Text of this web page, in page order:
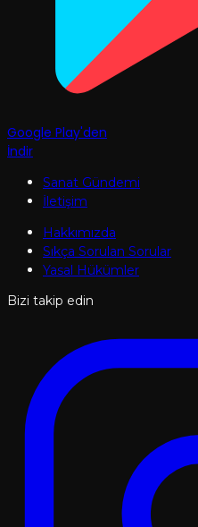
Google Play'den
İndir
Sanat Gündemi
İletişim
Hakkımızda
Sıkça Sorulan Sorular
Yasal Hükümler
Bizi takip edin